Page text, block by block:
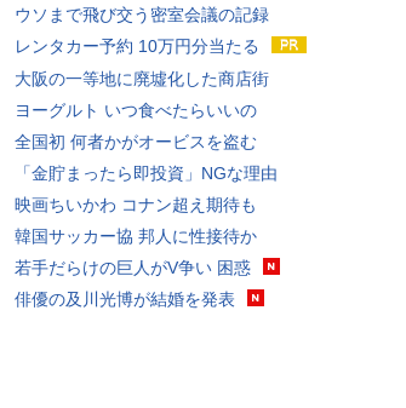
ウソまで飛び交う密室会議の記録
レンタカー予約 10万円分当たる
大阪の一等地に廃墟化した商店街
ヨーグルト いつ食べたらいいの
全国初 何者かがオービスを盗む
「金貯まったら即投資」NGな理由
映画ちいかわ コナン超え期待も
韓国サッカー協 邦人に性接待か
若手だらけの巨人がV争い 困惑
俳優の及川光博が結婚を発表